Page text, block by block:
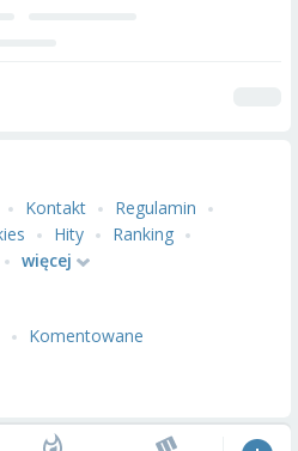
Kontakt
Regulamin
Hity
Ranking
więcej
Komentowane